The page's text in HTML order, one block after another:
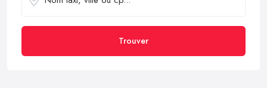
Trouver